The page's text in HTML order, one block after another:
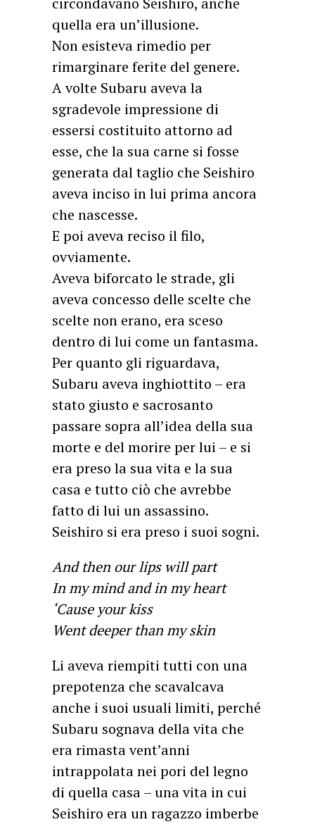
quella era un’illusione.
Non esisteva rimedio per
rimarginare ferite del genere.
A volte Subaru aveva la
sgradevole impressione di
essersi costituito attorno ad
esse, che la sua carne si fosse
generata dal taglio che Seishiro
aveva inciso in lui prima ancora
che nascesse.
E poi aveva reciso il filo,
ovviamente.
Aveva biforcato le strade, gli
aveva concesso delle scelte che
scelte non erano, era sceso
dentro di lui come un fantasma.
Per quanto gli riguardava,
Subaru aveva inghiottito – era
stato giusto e sacrosanto
passare sopra all’idea della sua
morte e del morire per lui – e si
era preso la sua vita e la sua
casa e tutto ciò che avrebbe
fatto di lui un assassino.
Seishiro si era preso i suoi sogni.
And then our lips will part
In my mind and in my heart
‘Cause your kiss
Went deeper than my skin
Li aveva riempiti tutti con una
prepotenza che scavalcava
anche i suoi usuali limiti, perché
Subaru sognava della vita che
era rimasta vent’anni
intrappolata nei pori del legno
di quella casa – una vita in cui
Seishiro era un ragazzo imberbe